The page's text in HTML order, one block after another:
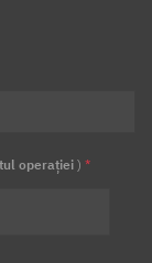
operației ) *